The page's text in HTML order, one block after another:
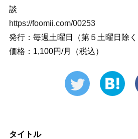
談
https://foomii.com/00253
発行：毎週土曜日（第５土曜日除く
価格：1,100円/月（税込）
タイトル